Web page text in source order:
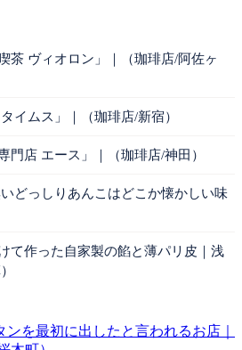
茶 ヴィオロン」｜（珈琲店/阿佐ヶ
イムス」｜（珈琲店/新宿）
門店 エース」｜（珈琲店/神田）
どっしりあんこはどこか懐かしい味
て作った自家製の餡と薄パリ皮｜浅
を最初に出したと言われるお店｜